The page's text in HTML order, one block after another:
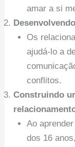
amar a si
Os
ajudá-lo a
conflitos.
Construindo
Ao
dos 16